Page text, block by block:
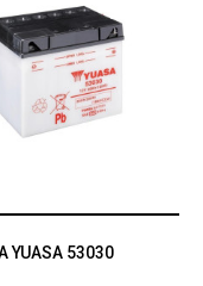
YUASA 53030